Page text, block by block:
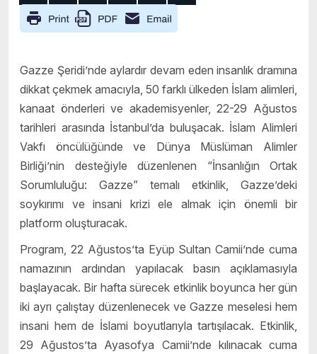
Gazze Şeridi’nde aylardır devam eden insanlık dramına
dikkat çekmek amacıyla, 50 farklı ülkeden İslam alimleri,
kanaat önderleri ve akademisyenler, 22-29 Ağustos
tarihleri arasında İstanbul’da buluşacak. İslam Alimleri
Vakfı öncülüğünde ve Dünya Müslüman Alimler
Birliği’nin desteğiyle düzenlenen “İnsanlığın Ortak
Sorumluluğu: Gazze” temalı etkinlik, Gazze’deki
soykırımı ve insani krizi ele almak için önemli bir
platform oluşturacak.
Program, 22 Ağustos’ta Eyüp Sultan Camii’nde cuma
namazının ardından yapılacak basın açıklamasıyla
başlayacak. Bir hafta sürecek etkinlik boyunca her gün
iki ayrı çalıştay düzenlenecek ve Gazze meselesi hem
insani hem de İslami boyutlarıyla tartışılacak. Etkinlik,
29 Ağustos’ta Ayasofya Camii’nde kılınacak cuma